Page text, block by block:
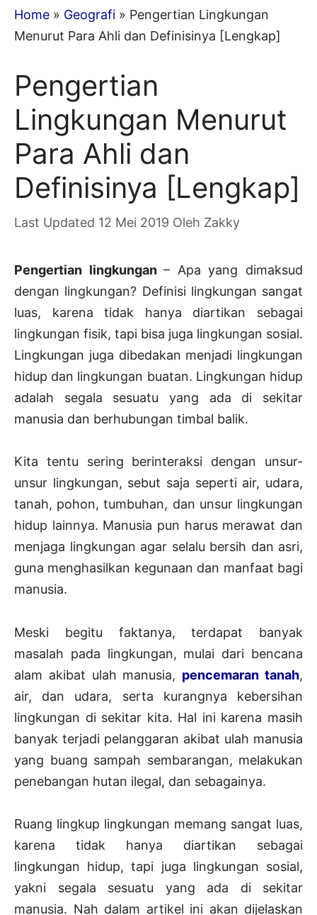
Home » Geografi » Pengertian Lingkungan
Menurut Para Ahli dan Definisinya [Lengkap]
Pengertian
Lingkungan Menurut
Para Ahli dan
Definisinya [Lengkap]
12 Mei 2019 Oleh Zakky
Pengertian lingkungan– Apa yang dimaksud
dengan lingkungan? Definisi lingkungan sangat
luas, karena tidak hanya diartikan sebagai
lingkungan fisik, tapi bisa juga lingkungan sosial.
Lingkungan juga dibedakan menjadi lingkungan
hidup dan lingkungan buatan. Lingkungan hidup
adalah segala sesuatu yang ada di sekitar
manusia dan berhubungan timbal balik.
Kita tentu sering berinteraksi dengan unsur-
unsur lingkungan, sebut saja seperti air, udara,
tanah, pohon, tumbuhan, dan unsur lingkungan
hidup lainnya. Manusia pun harus merawat dan
menjaga lingkungan agar selalu bersih dan asri,
guna menghasilkan kegunaan dan manfaat bagi
manusia.
Meski begitu faktanya, terdapat banyak
masalah pada lingkungan, mulai dari bencana
alam akibat ulah manusia, pencemaran tanah,
air, dan udara, serta kurangnya kebersihan
lingkungan di sekitar kita. Hal ini karena masih
banyak terjadi pelanggaran akibat ulah manusia
yang buang sampah sembarangan, melakukan
penebangan hutan ilegal, dan sebagainya.
Ruang lingkup lingkungan memang sangat luas,
karena tidak hanya diartikan sebagai
lingkungan hidup, tapi juga lingkungan sosial,
yakni segala sesuatu yang ada di sekitar
manusia. Nah dalam artikel ini akan dijelaskan